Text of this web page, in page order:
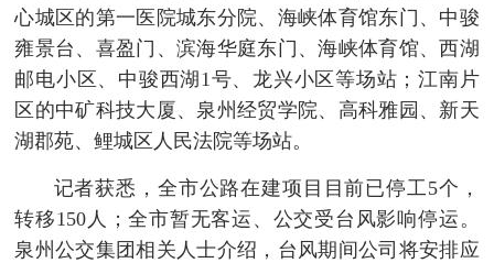
心城区的第一医院城东分院、海峡体育馆东门、中骏
雍景台、喜盈门、滨海华庭东门、海峡体育馆、西湖
邮电小区、中骏西湖1号、龙兴小区等场站；江南片
区的中矿科技大厦、泉州经贸学院、高科雅园、新天
湖郡苑、鲤城区人民法院等场站。
记者获悉，全市公路在建项目目前已停工5个，
转移150人；全市暂无客运、公交受台风影响停运。
泉州公交集团相关人士介绍，台风期间公司将安排应